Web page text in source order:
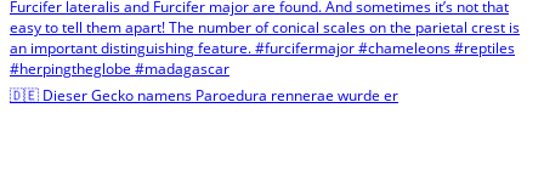
🇩🇪 Dieser Gecko namens Paroedura rennerae wurde er